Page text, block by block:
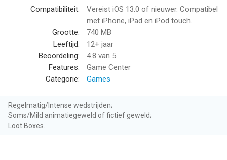
madness in this cute capy caper!
©2025 Viacom Overseas Holdings C.V. All Rights Reserved.
Teenage Mutant Ninja Turtles and all related titles, logos and
characters are trademarks of Viacom Overseas Holdings C.V.
Nickelodeon and all related titles and logos are trademarks of
Viacom International Inc.
--
Capybara Go! van HABBY is een app voor iPhone, iPad en iPod
touch met iOS versie 13.0 of hoger, geschikt bevonden voor
Compatibiliteit:
Vereist iOS 13.0 of nieuwer. Compatibel
met iPhone, iPad en iPod touch.
Grootte:
740 MB
Leeftijd:
12+ jaar
Beoordeling:
4.8 van 5
Features:
Game Center
Categorie:
Games
Regelmatig/Intense wedstrijden;
Soms/Mild animatiegeweld of fictief geweld;
Loot Boxes.